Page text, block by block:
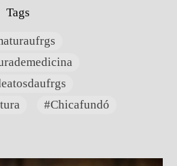
Tags
#Chicafundó